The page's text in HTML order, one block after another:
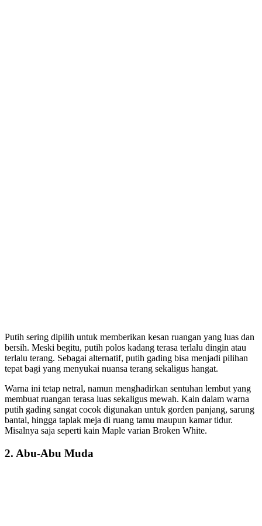
Putih sering dipilih untuk memberikan kesan ruangan yang luas dan
bersih. Meski begitu, putih polos kadang terasa terlalu dingin atau
terlalu terang. Sebagai alternatif, putih gading bisa menjadi pilihan
tepat bagi yang menyukai nuansa terang sekaligus hangat.
Warna ini tetap netral, namun menghadirkan sentuhan lembut yang
membuat ruangan terasa luas sekaligus mewah. Kain dalam warna
putih gading sangat cocok digunakan untuk gorden panjang, sarung
bantal, hingga taplak meja di ruang tamu maupun kamar tidur.
Misalnya saja seperti kain Maple varian Broken White.
2. Abu-Abu Muda